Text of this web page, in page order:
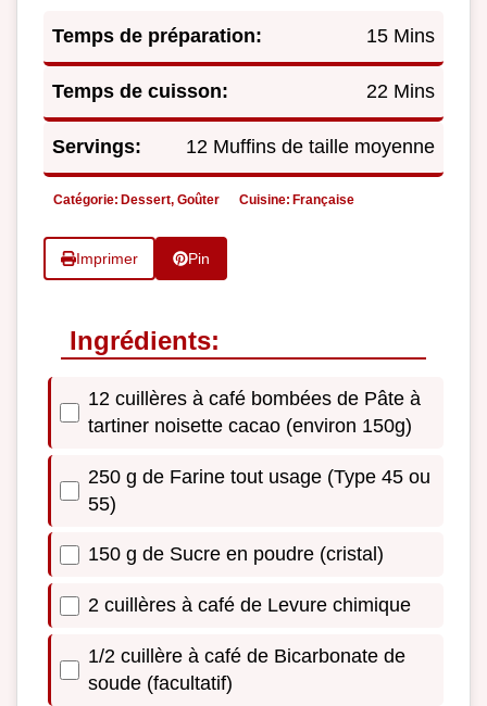
Temps de préparation: 15 Mins
Temps de cuisson: 22 Mins
Servings: 12 Muffins de taille moyenne
Catégorie: Dessert, Goûter Cuisine: Française
Imprimer Pin
Ingrédients:
12 cuillères à café bombées de Pâte à
tartiner noisette cacao (environ 150g)
250 g de Farine tout usage (Type 45 ou
55)
150 g de Sucre en poudre (cristal)
2 cuillères à café de Levure chimique
1/2 cuillère à café de Bicarbonate de
soude (facultatif)